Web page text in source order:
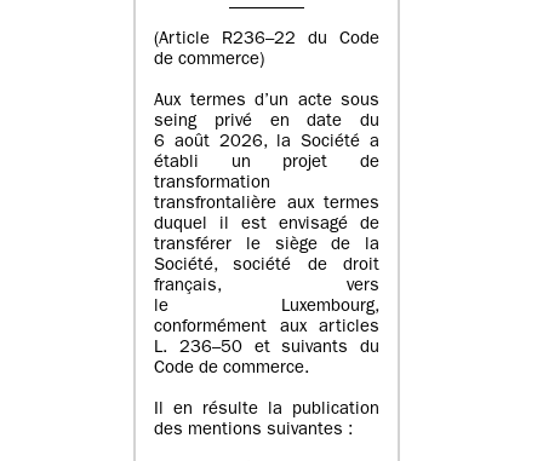
(Article R236–22 du Code
de commerce)
Aux termes d’un acte sous
seing privé en date du
6 août 2026, la Société a
établi un projet de
transformation
transfrontalière aux termes
duquel il est envisagé de
transférer le siège de la
Société, société de droit
français, vers
le Luxembourg,
conformément aux articles
L. 236–50 et suivants du
Code de commerce.
Il en résulte la publication
des mentions suivantes :